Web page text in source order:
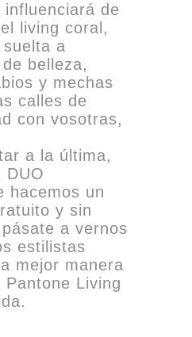
influenciará de
living coral,
a
belleza,
y mechas
calles de
con vosotras,
a la última,
DUO
hacemos un
y sin
a vernos
estilistas
mejor manera
Living